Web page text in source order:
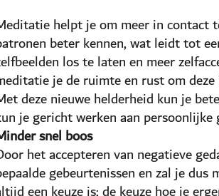
helpt je om meer in contact
beter kennen, wat leidt tot
los te laten en meer
je de ruimte en rust om
deze nieuwe helderheid kun je
je gericht werken aan
snel boos
het accepteren van negatieve
gebeurtenissen en zal je